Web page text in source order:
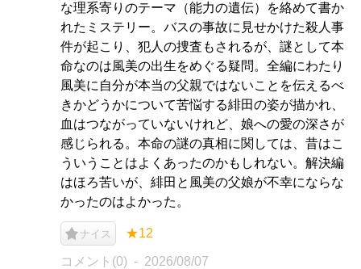
な理系寄りのテーマ（能力の遺伝）を絡めて書か
れたミステリー。バスの事故に見せかけた殺人事
件が起こり、犯人の捜査もされるが、謎として本
命なのは風美の出生をめぐる疑問。全編にわたり
風美に自分が本当の父親ではないことを伝えるべ
きかどうかについて苦悩する緋田の姿が描かれ、
血はつながっていないけれど、娘への愛の深さが
感じられる。本命の謎の真相に関しては、昔はこ
ういうことはよくあったのかもしれない。解決編
はほろ苦いが、緋田と風美の父娘が不幸にならな
かったのはよかった。
ナイス ★12
コメント(0) 2026/08/07